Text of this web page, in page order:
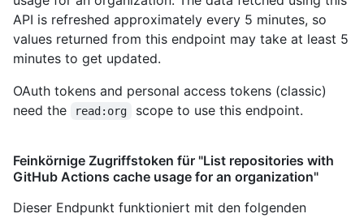
API is refreshed approximately every 5 minutes, so
values returned from this endpoint may take at least 5
minutes to get updated.
OAuth tokens and personal access tokens (classic)
need the
read:org scope to use this endpoint.
Feinkörnige Zugriffstoken für "List repositories with
GitHub Actions cache usage for an organization"
Dieser Endpunkt funktioniert mit den folgenden